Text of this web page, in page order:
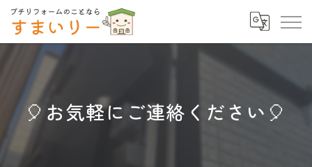
🎈お気軽にご連絡ください🎈